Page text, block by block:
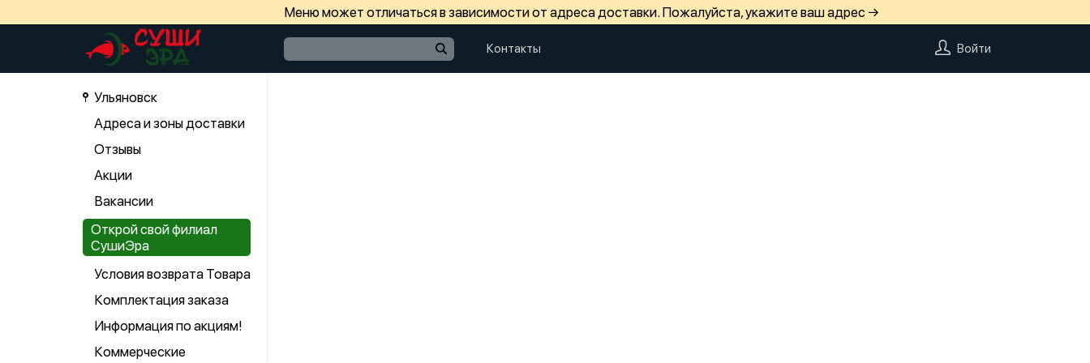
Меню может отличаться в зависимости от адреса доставки. Пожалуйста, укажите ваш адрес →
Контакты Войти
Ульяновск
Адреса и зоны доставки
Отзывы
Акции
Вакансии
Открой свой филиал
СушиЭра
Условия возврата Товара
Комплектация заказа
Информация по акциям!
Коммерческие